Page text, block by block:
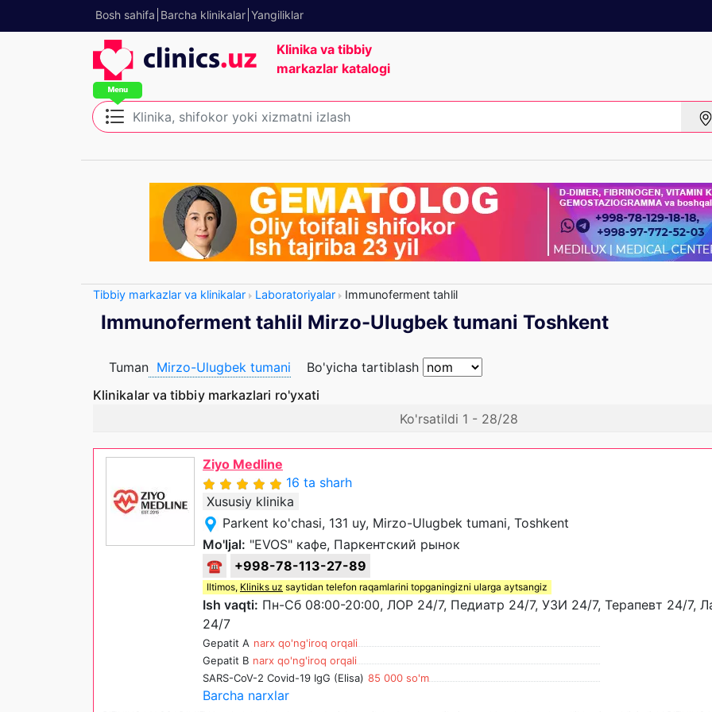
Bosh sahifa Barcha klinikalar Yangiliklar
Klinika va tibbiy
markazlar katalogi
Tibbiy markazlar va klinikalar Laboratoriyalar Immunoferment tahlil
Immunoferment tahlil Mirzo-Ulugbek tumani Toshkent
Tuman Mirzo-Ulugbek tumani
Bo'yicha tartiblash
Klinikalar va tibbiy markazlari ro'yxati
Ko'rsatildi 1 - 28/28
Ziyo Medline
16 ta sharh
Xususiy klinika
Parkent ko'chasi, 131 uy, Mirzo-Ulugbek tumani, Toshkent
Mo'ljal: "EVOS" кафе, Паркентский рынок
☎
+998-78-113-27-89
Iltimos, Kliniks uz saytidan telefon raqamlarini topganingizni ularga aytsangiz
Ish vaqti: Пн-Сб 08:00-20:00, ЛОР 24/7, Педиатр 24/7, УЗИ 24/7, Терапевт 24/7,
24/7
Gepatit A narx qo'ng'iroq orqali
Gepatit B narx qo'ng'iroq orqali
SARS-CoV-2 Covid-19 IgG (Elisa) 85 000 so'm
Barcha narxlar